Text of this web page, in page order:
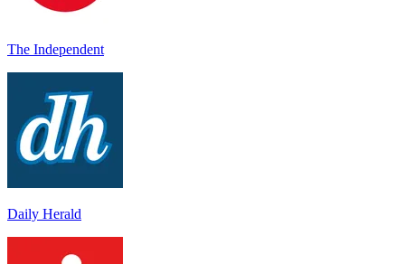
The Independent
Daily Herald